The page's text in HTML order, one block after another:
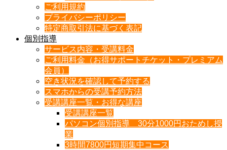
ご利用規約
プライバシーポリシー
特定商取引法に基づく表記
個別指導
サービス内容・受講料金
ご利用料金（お得サポートチケット・プレミアム
会員）
空き状況を確認して予約する
スマホからの受講予約方法
受講講座一覧・お得な講座
受講講座一覧
パソコン個別指導 30分1000円おためし授
業
3時間7800円短期集中コース